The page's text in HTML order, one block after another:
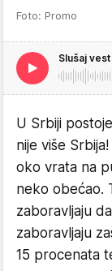
Foto: Promo
Slušaj vest
U Srbiji
nije više
oko vrata na
neko obećao.
zaboravljaju
zaboravljaju
15 procenata